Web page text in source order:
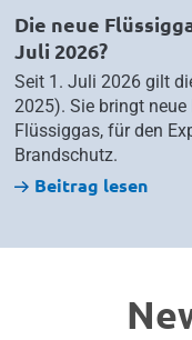
Die neue
Juli 2026?
Seit 1. Juli 2026 gilt
2025). Sie bringt
Flüssiggas, für den
Brandschutz.
Beitrag lesen